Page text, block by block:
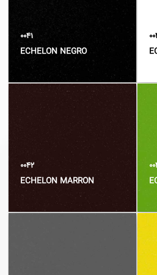
۰۰۴۱
ECHELON NEGRO
۰۰۴۲
ECHELON MARRON